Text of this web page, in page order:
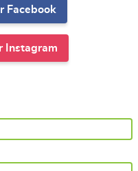
Facebook
Instagram